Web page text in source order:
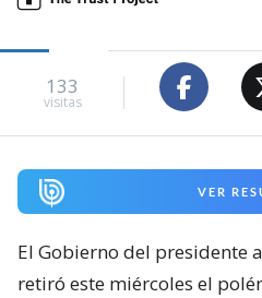
133
visitas
VER
El Gobierno del presidente
retiró este miércoles el